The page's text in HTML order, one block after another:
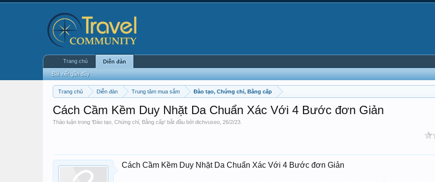
Trang chủ Diễn đàn Trung tâm mua sắm Đào tạo, Chứng chỉ, Bằng cấp
Cách Cầm Kềm Duy Nhặt Da Chuẩn Xác Với 4 Bước đơn Giản
Thảo luận trong 'Đào tạo, Chứng chỉ, Bằng cấp' bắt đầu bởi dichvuseo 26/2/23
Cách Cầm Kềm Duy Nhặt Da Chuẩn Xác Với 4 Bước đơn Giản
Trang chủ Diễn đàn
Bài viết gần đây